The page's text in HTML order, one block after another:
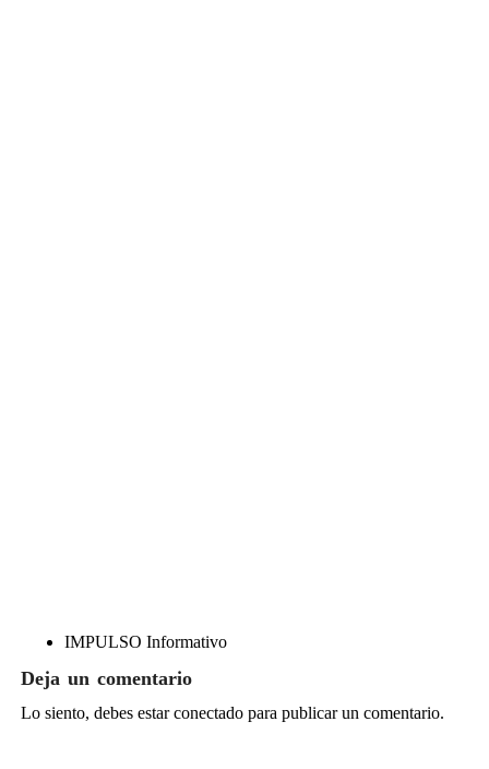
IMPULSO Informativo
Deja un comentario
Lo siento, debes estarconectadopara publicar un comentario.